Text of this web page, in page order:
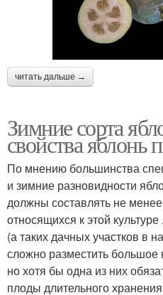
читать дальше →
Зимние сорта
свойства яблонь
По мнению большинства
и зимние разновидности
должны составлять не
относящихся к этой
(а таких дачных участков в
сложно разместить большое
но хотя бы одна из них
плоды длительного